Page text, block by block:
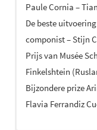
Paule Cornia –
De beste
componist – Stijn
Prijs van Musée
Finkelshtein
Bijzondere prize
Flavia Ferrandiz